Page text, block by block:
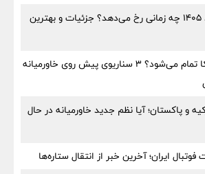
کسوف بزرگ مرداد ۱۴۰۵ چه زمانی رخ می‌دهد؟ جزئیات و بهترین
جنگ ایران و آمریکا تمام می‌شود؟ ۳ سناریوی پیش روی خاورمیانه
و پاکستان؛ آیا نظم جدید خاورمیانه در حال
ایران؛ آخرین خبر از انتقال ستاره‌ها